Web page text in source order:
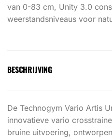
van 0-83 cm, Unity 3.0
weerstandsniveaus voor
BESCHRIJVING
De Technogym Vario Artis
innovatieve vario
bruine uitvoering,